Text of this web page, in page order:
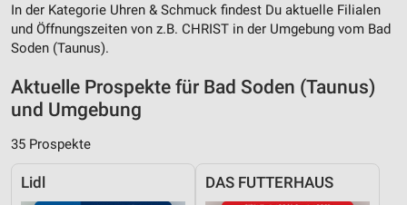
In der Kategorie Uhren & Schmuck findest Du aktuelle Filialen
und Öffnungszeiten von z.B. CHRIST in der Umgebung vom Bad
Soden (Taunus).
Aktuelle Prospekte für Bad Soden (Taunus)
und Umgebung
35 Prospekte
Lidl DAS FUTTERHAUS